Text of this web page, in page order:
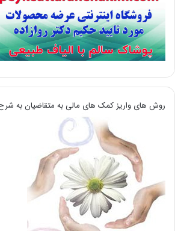
روش های واریز کمک های مالی به متقاضیان به